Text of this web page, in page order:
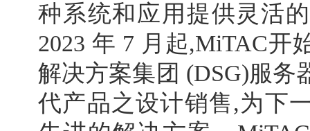
种系统和应用提供灵活
2023 年 7 月起,MiTAC开
解决方案集团 (DSG)服务
代产品之设计销售,为下